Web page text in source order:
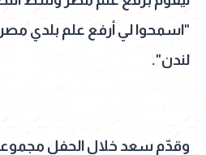
"اسمحوا لي أرفع علم بلدي
لندن".
وقدّم سعد خلال الحفل مجموعة